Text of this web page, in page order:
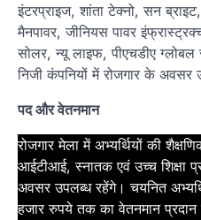
इंटरप्राइज, शांता टेक्नो, सन
मैनपावर, जीनियस पावर
सोलर, न्यू लाइफ, पीएचडीए
निजी कंपनियों में रोजगार के अवसर
पद और वेतनमान
रोजगार मेला में अभ्यर्थियों की
आईटीआई, स्नातक एवं उच्च शिक्षा
अवसर उपलब्ध रहेंगे। चयनित
हजार रुपये तक का वेतनमान प्रदान